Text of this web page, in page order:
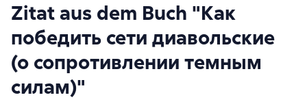
Zitat aus dem Buch "Как
победить сети диавольские
(о сопротивлении темным
силам)"